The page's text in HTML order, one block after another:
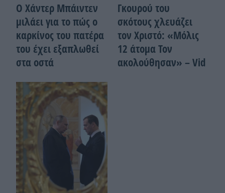
Ο Χάντερ Μπάιντεν
μιλάει για το πώς ο
καρκίνος του πατέρα
του έχει εξαπλωθεί
στα οστά
Γκουρού του
σκότους χλευάζει
τον Χριστό: «Μόλις
12 άτομα Τον
ακολούθησαν» – Vid